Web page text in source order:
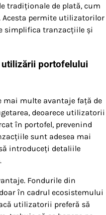
tradiționale de plată, cum
Acesta permite utilizatorilor
simplifica tranzacțiile și
utilizării portofelului
mai multe avantaje față de
deoarece utilizatorii
în portofel, prevenind
sunt adesea mai
introduceți detaliile
Fondurile din
în cadrul ecosistemului
utilizatorii preferă să